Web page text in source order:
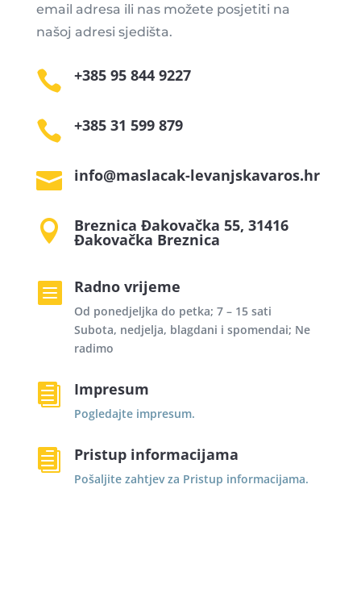
email adresa ili nas možete posjetiti na
našoj adresi sjedišta.
 +385 95 844 9227
 +385 31 599 879
 info@maslacak-levanjskavaros.hr
 Breznica Đakovačka 55, 31416
Đakovačka Breznica
 Radno vrijeme
Od ponedjeljka do petka; 7 – 15 sati
Subota, nedjelja, blagdani i spomendai; Ne
radimo
 Impresum
Pogledajte impresum.
 Pristup informacijama
Pošaljite zahtjev za Pristup informacijama.